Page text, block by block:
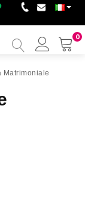
0
mio
Matrimoniale